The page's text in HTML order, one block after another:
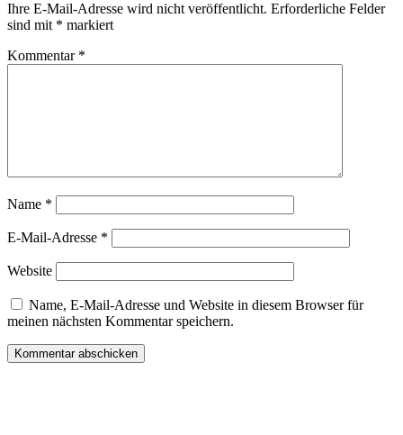
Ihre E-Mail-Adresse wird nicht veröffentlicht. Erforderliche Felder
sind mit * markiert
Kommentar *
Name *
E-Mail-Adresse *
Website
Name, E-Mail-Adresse und Website in diesem Browser für
meinen nächsten Kommentar speichern.